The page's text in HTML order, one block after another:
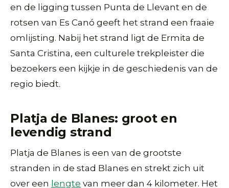
en de ligging tussen Punta de Llevant en de
rotsen van Es Canó geeft het strand een fraaie
omlijsting. Nabij het strand ligt de Ermita de
Santa Cristina, een culturele trekpleister die
bezoekers een kijkje in de geschiedenis van de
regio biedt.
Platja de Blanes: groot en
levendig strand
Platja de Blanes is een van de grootste
stranden in de stad Blanes en strekt zich uit
over een lengte van meer dan 4 kilometer. Het